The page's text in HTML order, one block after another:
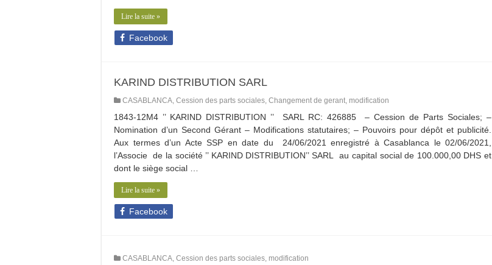
Lire la suite »
Facebook
KARIND DISTRIBUTION SARL
CASABLANCA, Cession des parts sociales, Changement de gerant, modification
1843-12M4 ’’ KARIND DISTRIBUTION ’’ SARL RC: 426885 – Cession de Parts Sociales; –
Nomination d’un Second Gérant – Modifications statutaires; – Pouvoirs pour dépôt et publicité.
Aux termes d’un Acte SSP en date du 24/06/2021 enregistré à Casablanca le 02/06/2021,
l’Associe de la société ’’ KARIND DISTRIBUTION’’ SARL au capital social de 100.000,00 DHS et
dont le siège social …
Lire la suite »
Facebook
CASABLANCA, Cession des parts sociales, modification